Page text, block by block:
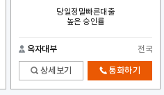
당일정말빠른대출
높은 승인률
옥자대부 전국
상세보기 통화하기